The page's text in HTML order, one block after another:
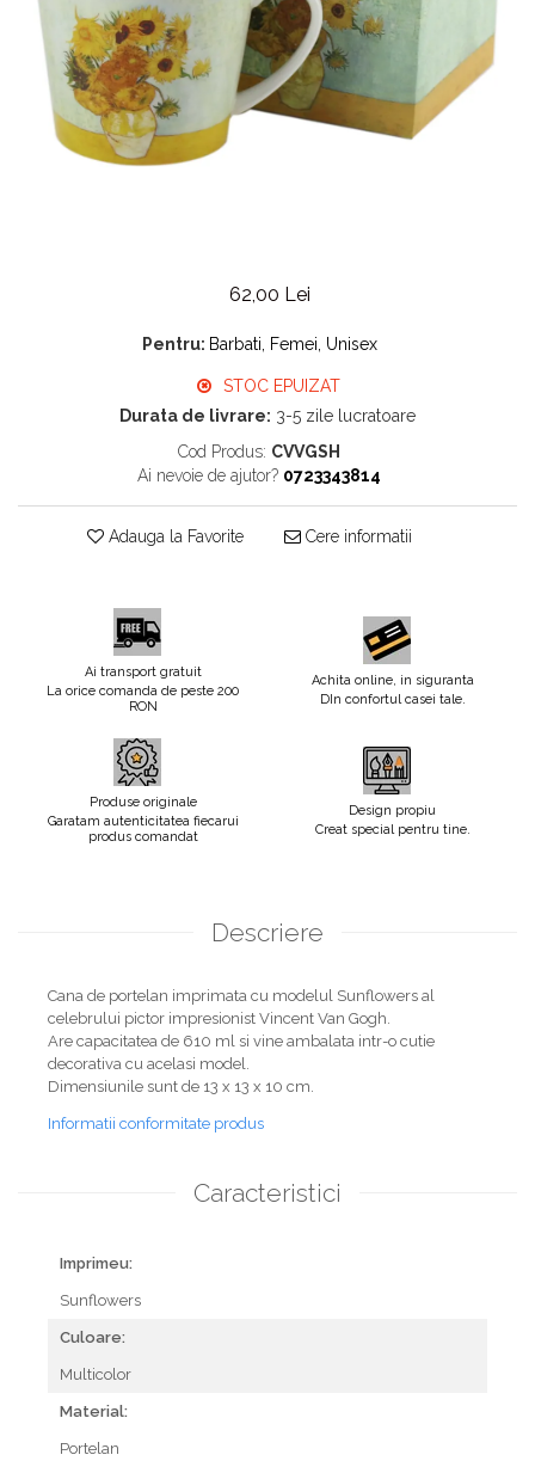
62,00 Lei
Pentru: Barbati, Femei, Unisex
STOC EPUIZAT
Durata de livrare: 3-5 zile lucratoare
Cod Produs: CVVGSH
Ai nevoie de ajutor? 0723343814
Adauga la Favorite Cere informatii
Ai transport gratuit
La orice comanda de peste 200
RON
Achita online, in siguranta
DIn confortul casei tale.
Produse originale
Garatam autenticitatea fiecarui
produs comandat
Design propiu
Creat special pentru tine.
Descriere
Cana de portelan imprimata cu modelul Sunflowers al
celebrului pictor impresionist Vincent Van Gogh.
Are capacitatea de 610 ml si vine ambalata intr-o cutie
decorativa cu acelasi model.
Dimensiunile sunt de 13 x 13 x 10 cm.
Informatii conformitate produs
Caracteristici
Imprimeu:
Sunflowers
Culoare:
Multicolor
Material:
Portelan